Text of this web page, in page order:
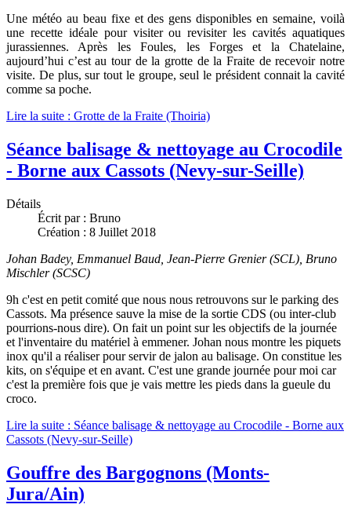
Une météo au beau fixe et des gens disponibles en semaine, voilà
une recette idéale pour visiter ou revisiter les cavités aquatiques
jurassiennes. Après les Foules, les Forges et la Chatelaine,
aujourd’hui c’est au tour de la grotte de la Fraite de recevoir notre
visite. De plus, sur tout le groupe, seul le président connait la cavité
comme sa poche.
Lire la suite : Grotte de la Fraite (Thoiria)
Séance balisage & nettoyage au Crocodile
- Borne aux Cassots (Nevy-sur-Seille)
Détails
Écrit par : Bruno
Création : 8 Juillet 2018
Johan Badey, Emmanuel Baud, Jean-Pierre Grenier (SCL), Bruno
Mischler (SCSC)
9h c'est en petit comité que nous nous retrouvons sur le parking des
Cassots. Ma présence sauve la mise de la sortie CDS (ou inter-club
pourrions-nous dire). On fait un point sur les objectifs de la journée
et l'inventaire du matériel à emmener. Johan nous montre les piquets
inox qu'il a réaliser pour servir de jalon au balisage. On constitue les
kits, on s'équipe et en avant. C'est une grande journée pour moi car
c'est la première fois que je vais mettre les pieds dans la gueule du
croco.
Lire la suite : Séance balisage & nettoyage au Crocodile - Borne aux
Cassots (Nevy-sur-Seille)
Gouffre des Bargognons (Monts-
Jura/Ain)